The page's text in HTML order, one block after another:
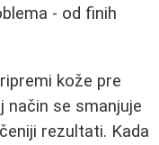
- od finih
kože pre
način se smanjuje
rezultati. Kada